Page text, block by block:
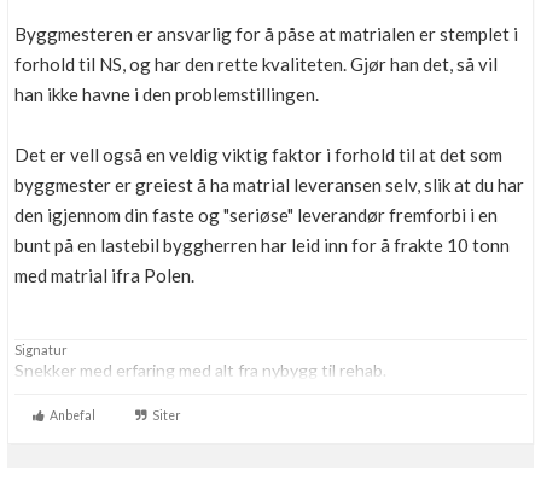
Boligmappa+
Få mer ut av Boligmappa
Byggmesteren er ansvarlig for å påse at matrialen er stemplet i
forhold til NS, og har den rette kvaliteten. Gjør han det, så vil
han ikke havne i den problemstillingen.
Det er vell også en veldig viktig faktor i forhold til at det som
byggmester er greiest å ha matrial leveransen selv, slik at du har
den igjennom din faste og "seriøse" leverandør fremforbi i en
bunt på en lastebil byggherren har leid inn for å frakte 10 tonn
med matrial ifra Polen.
Signatur
Snekker med erfaring med alt fra nybygg til rehab.
Anbefal Siter